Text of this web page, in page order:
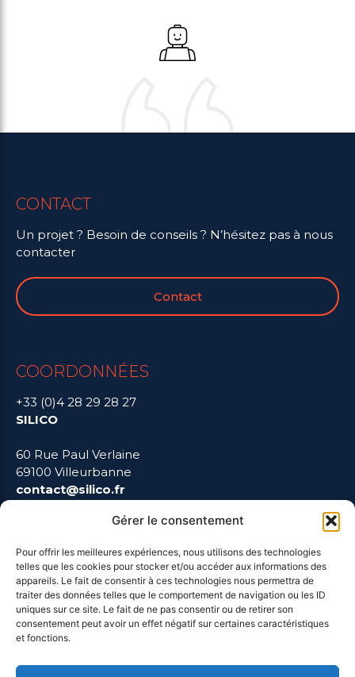
Gérer le consentement
Pour offrir les meilleures expériences, nous utilisons des technologies
telles que les cookies pour stocker et/ou accéder aux informations des
appareils. Le fait de consentir à ces technologies nous permettra de
traiter des données telles que le comportement de navigation ou les ID
uniques sur ce site. Le fait de ne pas consentir ou de retirer son
consentement peut avoir un effet négatif sur certaines caractéristiques
et fonctions.
CONTACT
Un projet ? Besoin de conseils ? N’hésitez pas à nous
contacter
Contact
COORDONNÉES
+33 (0)4 28 29 28 27
SILICO
60 Rue Paul Verlaine
69100 Villeurbanne
contact@silico.fr
LIENS UTILES
Mentions Légales